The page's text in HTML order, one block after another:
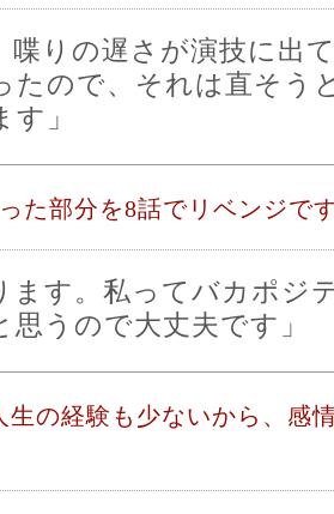
喋りの遅さが演技に出
たので、それは直そう
」
た部分を8話でリベンジで
ます。私ってバカポジ
うので大丈夫です」
生の経験も少ないから、感